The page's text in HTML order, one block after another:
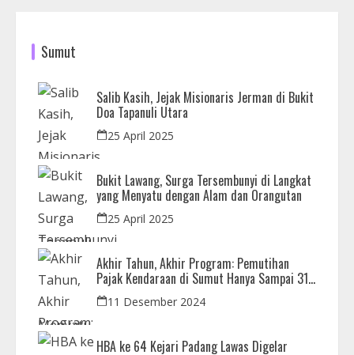
Sumut
Salib Kasih, Jejak Misionaris Jerman di Bukit
Doa Tapanuli Utara
25 April 2025
Bukit Lawang, Surga Tersembunyi di Langkat
yang Menyatu dengan Alam dan Orangutan
25 April 2025
Akhir Tahun, Akhir Program: Pemutihan
Pajak Kendaraan di Sumut Hanya Sampai 31
Desember
11 Desember 2024
HBA ke 64 Kejari Padang Lawas Digelar